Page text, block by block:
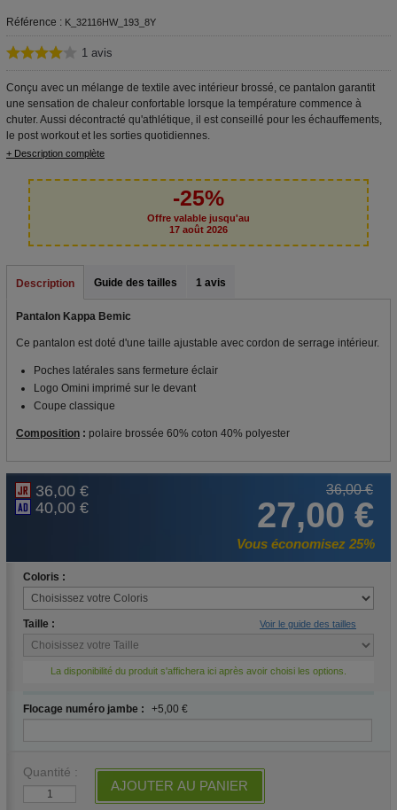
Référence : K_32116HW_193_8Y
1 avis
Conçu avec un mélange de textile avec intérieur brossé, ce pantalon garantit
une sensation de chaleur confortable lorsque la température commence à
chuter. Aussi décontracté qu'athlétique, il est conseillé pour les échauffements,
le post workout et les sorties quotidiennes.
+ Description complète
-25%
Offre valable jusqu'au
17 août 2026
Description Guide des tailles 1 avis
Pantalon Kappa Bemic
Ce pantalon est doté d'une taille ajustable avec cordon de serrage intérieur.
Poches latérales sans fermeture éclair
Logo Omini imprimé sur le devant
Coupe classique
Composition : polaire brossée 60% coton 40% polyester
36,00 €
40,00 €
36,00 €
27,00 €
Vous économisez 25%
Coloris :
Taille : Voir le guide des tailles
La disponibilité du produit s'affichera ici après avoir choisi les options.
Flocage numéro jambe : +5,00 €
Quantité :
AJOUTER AU PANIER